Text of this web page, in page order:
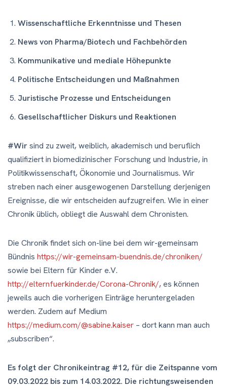
Wissenschaftliche Erkenntnisse und Thesen
News von Pharma/Biotech und Fachbehörden
Kommunikative und mediale Höhepunkte
Politische Entscheidungen und Maßnahmen
Juristische Prozesse und Entscheidungen
Gesellschaftlicher Diskurs und Reaktionen
#Wirsind zu zweit, weiblich, akademisch und beruflich
qualifiziert in biomedizinischer Forschung und Industrie, in
Politikwissenschaft, Ökonomie und Journalismus. Wir
streben nach einer ausgewogenen Darstellung derjenigen
Ereignisse, die wir entscheiden aufzugreifen. Wie in einer
Chronik üblich, obliegt die Auswahl dem Chronisten.
Die Chronik findet sich on-line bei dem wir-gemeinsam
Bündnis https://wir-gemeinsam-buendnis.de/chroniken/
sowie bei Eltern für Kinder e.V.
http://elternfuerkinder.de/Corona-Chronik/, es können
jeweils auch die vorherigen Einträge heruntergeladen
werden. Zudem auf Medium
https://medium.com/@sabine.kaiser – dort kann man auch
„subscriben“.
Es folgt der Chronikeintrag #12, für die Zeitspanne vom
09.03.2022 bis zum 14.03.2022. Die richtungsweisenden